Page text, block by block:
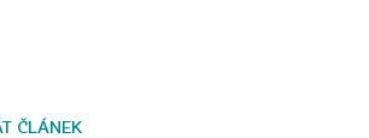
ČLÁNEK